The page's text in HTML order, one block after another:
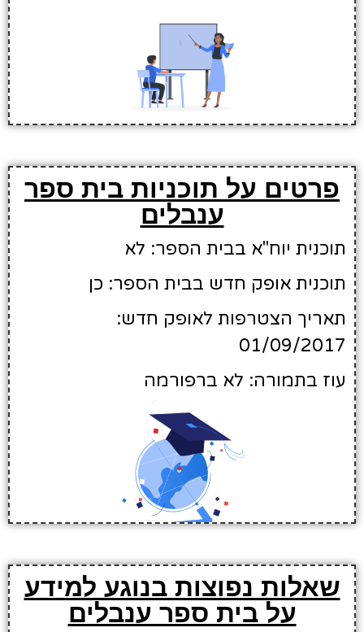
פרטים על תוכניות בית ספר
ענבלים
תוכנית יוח"א בבית הספר: לא
תוכנית אופק חדש בבית הספר: כן
תאריך הצטרפות לאופק חדש:
01/09/2017
עוז בתמורה: לא ברפורמה
שאלות נפוצות בנוגע למידע
על בית ספר ענבלים